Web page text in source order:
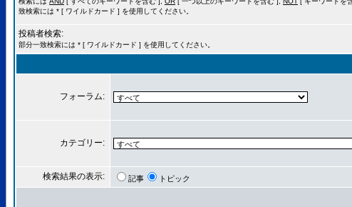
致検索には * [ ワイルドカード ] を使用してください。
投稿者検索:
部分一致検索には * [ ワイルドカード ] を使用してください。
フォーラム:
カテゴリー:
検索結果の表示: 記事 トピック